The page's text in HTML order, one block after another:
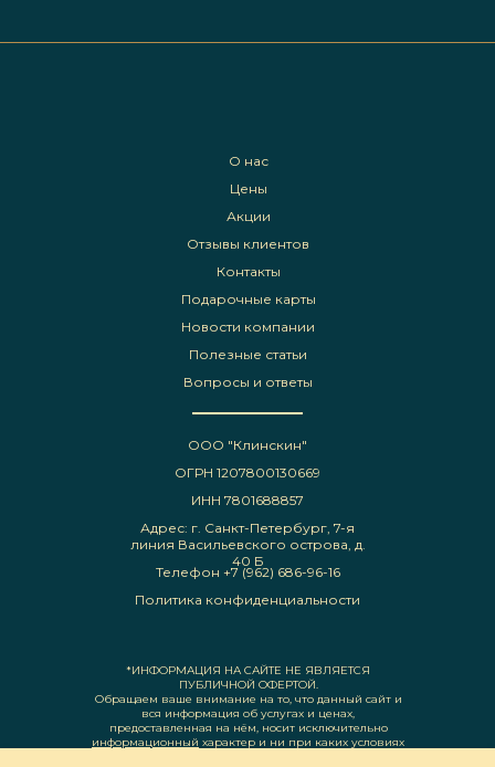
*ИНФОРМАЦИЯ НА САЙТЕ НЕ ЯВЛЯЕТСЯ
ПУБЛИЧНОЙ ОФЕРТОЙ.
Обращаем ваше внимание на то, что данный сайт и
вся информация об услугах и ценах,
предоставленная на нём, носит исключительно
информационный характер и ни при каких условиях
Политика конфиденциальности
ООО "Клинскин"
ИНН 7801688857
Адрес: г. Санкт-Петербург, 7-я
линия Васильевского острова, д.
40 Б
Телефон +7 (962) 686-96-16
ОГРН 1207800130669
Новости компании
О нас
Акции
Подарочные карты
Полезные статьи
Вопросы и ответы
Цены
Отзывы клиентов
Контакты